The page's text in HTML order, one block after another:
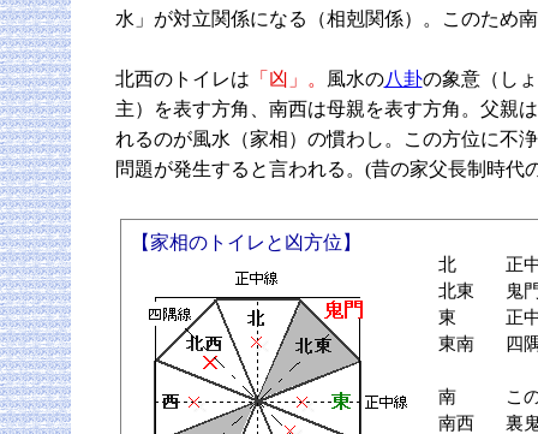
水」が対立関係になる（相剋関係）。このため
北西のトイレは 「凶」。 風水の八卦の象意（し
主）を表す方角、南西は母親を表す方角。父親
れるのが風水（家相）の慣わし。この方位に不
問題が発生すると言われる。(昔の家父長制時代
【家相のトイレと凶方位】
北
北東
東
東南
南
南西
正
鬼
正
四
こ
裏